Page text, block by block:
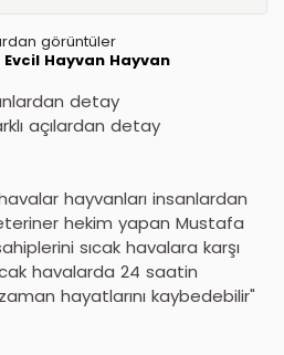
görüntüler
Evcil Hayvan Hayvan
detay
açılardan detay
havalar hayvanları insanlardan
hekim yapan Mustafa
sıcak havalara karşı
havalarda 24 saatin
hayatlarını kaybedebilir"